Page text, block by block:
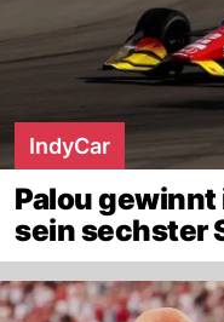
IndyCar
Palou gewinnt
sein sechster